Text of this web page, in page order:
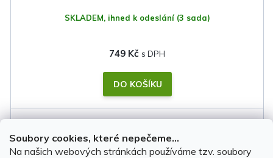
Soubory cookies, které nepečeme...
Na našich webových stránkách používáme tzv. soubory
SKLADEM, ihned k odeslání (3 sada)
749 Kč
DO KOŠÍKU